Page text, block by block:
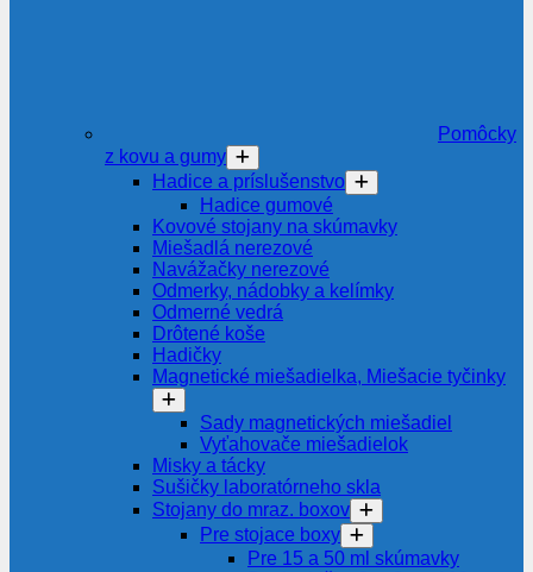
Pomôcky
z kovu a gumy
Hadice a príslušenstvo
Hadice gumové
Kovové stojany na skúmavky
Miešadlá nerezové
Navážačky nerezové
Odmerky, nádobky a kelímky
Odmerné vedrá
Drôtené koše
Hadičky
Magnetické miešadielka, Miešacie tyčinky
Sady magnetických miešadiel
Vyťahovače miešadielok
Misky a tácky
Sušičky laboratórneho skla
Stojany do mraz. boxov
Pre stojace boxy
Pre 15 a 50 ml skúmavky